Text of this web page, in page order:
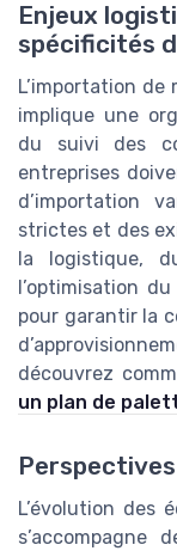
Enjeux
spécificités
L’importation de
implique une
du suivi des
entreprises
d’importation
strictes et des
la logistique,
l’optimisation
pour garantir la
découvrez
un plan de
L’évolution des
s’accompagne